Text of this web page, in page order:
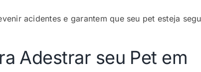
acidentes e garantem que seu pet esteja
Adestrar seu Pet em